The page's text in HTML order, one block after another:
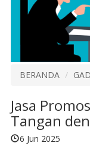
BERANDA
Jasa
Tangan
6 Jun 2025